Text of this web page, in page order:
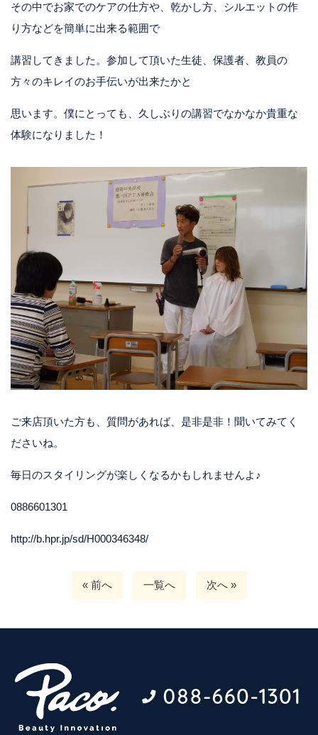
その中でお家でのケアの仕方や、乾かし方、シルエットの作
り方などを簡単に出来る範囲で
講習してきました。参加して頂いた生徒、保護者、教員の
方々のキレイのお手伝いが出来たかと
思います。僕にとっても、久しぶりの講習でなかなか貴重な
体験になりました！
ご来店頂いた方も、質問があれば、是非是非！聞いてみてく
ださいね。
毎日のスタイリングが楽しくなるかもしれませんよ♪
0886601301
http://b.hpr.jp/sd/H000346348/
« 前へ 一覧へ 次へ »